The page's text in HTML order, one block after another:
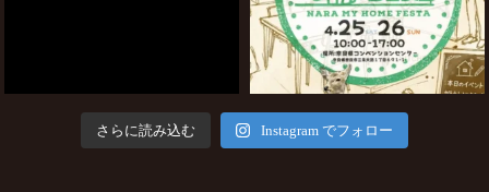
さらに読み込む Instagram でフォロー